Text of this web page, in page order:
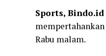
Sports, Bindo.id
Rabu malam.